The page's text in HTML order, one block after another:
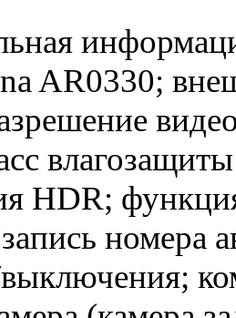
AR0330;
HDR;
номера